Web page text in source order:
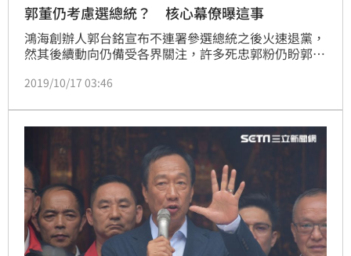
郭董仍考慮選總統？ 核心幕僚曝這事
鴻海創辦人郭台銘宣布不連署參選總統之後火速退黨，
然其後續動向仍備受各界關注，許多死忠郭粉仍盼郭台
考慮參選總統？郭台銘核心幕僚、永齡基金會執行長劉
2019/10/17 03:46